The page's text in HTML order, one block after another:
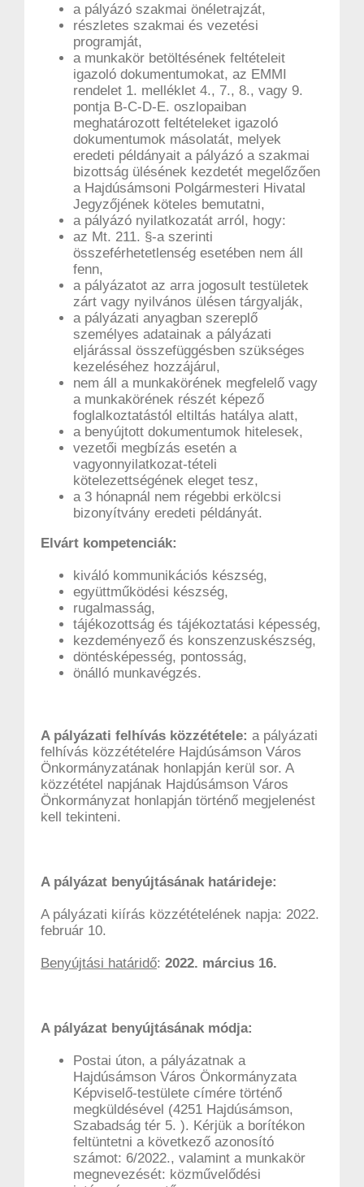
a pályázó szakmai önéletrajzát,
részletes szakmai és vezetési
programját,
a munkakör betöltésének feltételeit
igazoló dokumentumokat, az EMMI
rendelet 1. melléklet 4., 7., 8., vagy 9.
pontja B-C-D-E. oszlopaiban
meghatározott feltételeket igazoló
dokumentumok másolatát, melyek
eredeti példányait a pályázó a szakmai
bizottság ülésének kezdetét megelőzően
a Hajdúsámsoni Polgármesteri Hivatal
Jegyzőjének köteles bemutatni,
a pályázó nyilatkozatát arról, hogy:
az Mt. 211. §-a szerinti
összeférhetetlenség esetében nem áll
fenn,
a pályázatot az arra jogosult testületek
zárt vagy nyilvános ülésen tárgyalják,
a pályázati anyagban szereplő
személyes adatainak a pályázati
eljárással összefüggésben szükséges
kezeléséhez hozzájárul,
nem áll a munkakörének megfelelő vagy
a munkakörének részét képező
foglalkoztatástól eltiltás hatálya alatt,
a benyújtott dokumentumok hitelesek,
vezetői megbízás esetén a
vagyonnyilatkozat-tételi
kötelezettségének eleget tesz,
a 3 hónapnál nem régebbi erkölcsi
bizonyítvány eredeti példányát.
Elvárt kompetenciák:
kiváló kommunikációs készség,
együttműködési készség,
rugalmasság,
tájékozottság és tájékoztatási képesség,
kezdeményező és konszenzuskészség,
döntésképesség, pontosság,
önálló munkavégzés.
A pályázati felhívás közzététele: a pályázati
felhívás közzétételére Hajdúsámson Város
Önkormányzatának honlapján kerül sor. A
közzététel napjának Hajdúsámson Város
Önkormányzat honlapján történő megjelenést
kell tekinteni.
A pályázat benyújtásának határideje:
A pályázati kiírás közzétételének napja: 2022.
február 10.
Benyújtási határidő: 2022. március 16.
A pályázat benyújtásának módja:
Postai úton, a pályázatnak a
Hajdúsámson Város Önkormányzata
Képviselő-testülete címére történő
megküldésével (4251 Hajdúsámson,
Szabadság tér 5. ). Kérjük a borítékon
feltüntetni a következő azonosító
számot: 6/2022., valamint a munkakör
megnevezését: közművelődési